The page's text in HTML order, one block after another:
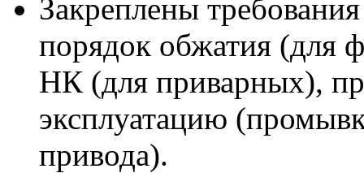
Закреплены
порядок обжатия (для
НК (для приварных),
эксплуатацию
привода).